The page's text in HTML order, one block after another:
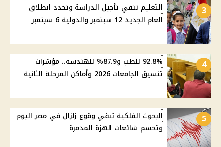
3
التعليم تنفي تأجيل الدراسة وتحدد انطلاق
العام الجديد 12 سبتمبر والدولية 6 سبتمبر
4
92.8% للطب و87.9% للهندسة.. مؤشرات
تنسيق الجامعات 2026 وأماكن المرحلة الثانية
5
البحوث الفلكية تنفي وقوع زلزال في مصر اليوم
وتحسم شائعات الهزة المدمرة